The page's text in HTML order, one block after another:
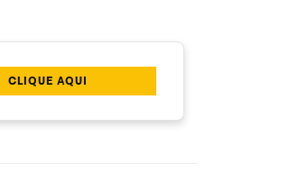
CLIQUE AQUI